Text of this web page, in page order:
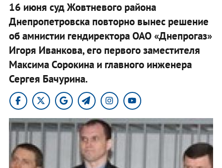
16 июня суд Жовтневого района
Днепропетровска повторно вынес решение
об амнистии гендиректора ОАО «Днепрогаз»
Игоря Иванкова, его первого заместителя
Максима Сорокина и главного инженера
Сергея Бачурина.